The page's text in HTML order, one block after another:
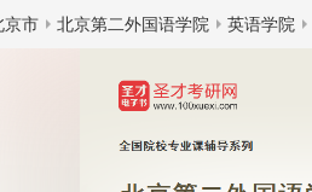
京市 北京第二外国语学院 英语学院